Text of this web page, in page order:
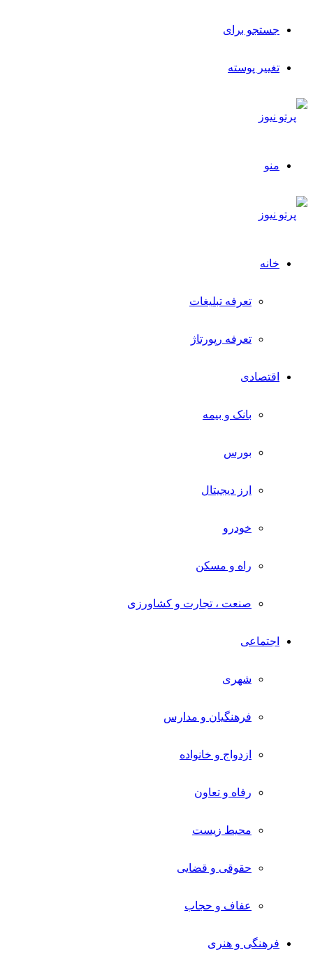
جستجو برای
تغییر پوسته
منو
خانه
تعرفه تبلیغات
تعرفه رپورتاژ
اقتصادی
بانک و بیمه
بورس
ارز دیجیتال
خودرو
راه و مسکن
صنعت ، تجارت و کشاورزی
اجتماعی
شهری
فرهنگیان و مدارس
ازدواج و خانواده
رفاه و تعاون
محیط زیست
حقوقی و قضایی
عفاف و حجاب
فرهنگی و هنری